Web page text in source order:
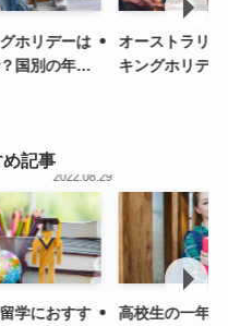
ホリデーは
国別の年齢
オーストラリ
キングホリデ
記事
学におすす
高校生の一年
2022.08.29